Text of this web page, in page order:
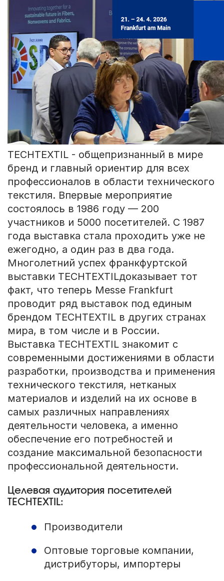
TECHTEXTIL - общепризнанный в мире
бренд и главный ориентир для всех
профессионалов в области технического
текстиля. Впервые мероприятие
состоялось в 1986 году — 200
участников и 5000 посетителей. С 1987
года выставка стала проходить уже не
ежегодно, а один раз в два года.
Многолетний успех франкфуртской
выставки TECHTEXTILдоказывает тот
факт, что теперь Messe Frankfurt
проводит ряд выставок под единым
брендом TECHTEXTIL в других странах
мира, в том числе и в России.
Выставка TECHTEXTIL знакомит с
современными достижениями в области
разработки, производства и применения
технического текстиля, нетканых
материалов и изделий на их основе в
самых различных направлениях
деятельности человека, а именно
обеспечение его потребностей и
создание максимальной безопасности
профессиональной деятельности.
Целевая аудитория посетителей
TECHTEXTIL:
Производители
Оптовые торговые компании,
дистрибуторы, импортеры